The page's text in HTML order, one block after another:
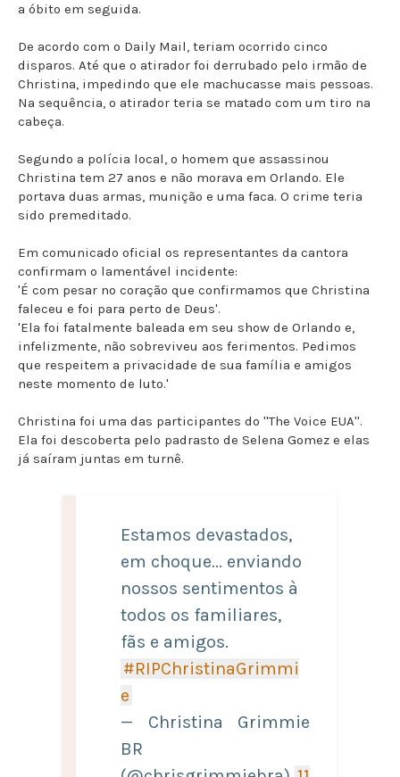
a óbito em seguida.
De acordo com o Daily Mail, teriam ocorrido cinco
disparos. Até que o atirador foi derrubado pelo irmão de
Christina, impedindo que ele machucasse mais pessoas.
Na sequência, o atirador teria se matado com um tiro na
cabeça.
Segundo a polícia local, o homem que assassinou
Christina tem 27 anos e não morava em Orlando. Ele
portava duas armas, munição e uma faca. O crime teria
sido premeditado.
Em comunicado oficial os representantes da cantora
confirmam o lamentável incidente:
'É com pesar no coração que confirmamos que Christina
faleceu e foi para perto de Deus'.
'Ela foi fatalmente baleada em seu show de Orlando e,
infelizmente, não sobreviveu aos ferimentos. Pedimos
que respeitem a privacidade de sua família e amigos
neste momento de luto.'
Christina foi uma das participantes do ''The Voice EUA''.
Ela foi descoberta pelo padrasto de Selena Gomez e elas
já saíram juntas em turnê.
Estamos devastados,
em choque... enviando
nossos sentimentos à
todos os familiares,
fãs e amigos.
#RIPChristinaGrimmi
e
— Christina Grimmie
BR